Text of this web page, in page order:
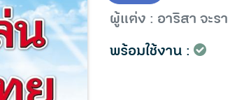
ผู้แต่ง : อาริสา จะรา
พร้อมใช้งาน :